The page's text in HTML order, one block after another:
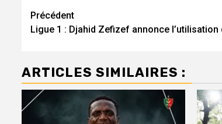
Navigation
d’article
Précédent
Ligue 1 : Djahid Zefizef annonce l’utilisation
ARTICLES SIMILAIRES :